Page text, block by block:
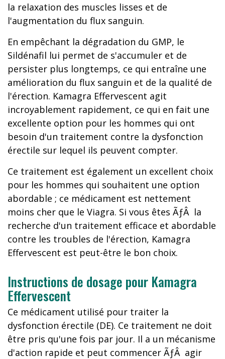
la relaxation des muscles lisses et de
l'augmentation du flux sanguin.
En empêchant la dégradation du GMP, le
Sildénafil lui permet de s'accumuler et de
persister plus longtemps, ce qui entraîne une
amélioration du flux sanguin et de la qualité de
l'érection. Kamagra Effervescent agit
incroyablement rapidement, ce qui en fait une
excellente option pour les hommes qui ont
besoin d'un traitement contre la dysfonction
érectile sur lequel ils peuvent compter.
Ce traitement est également un excellent choix
pour les hommes qui souhaitent une option
abordable ; ce médicament est nettement
moins cher que le Viagra. Si vous êtes ÃƒÂ la
recherche d'un traitement efficace et abordable
contre les troubles de l'érection, Kamagra
Effervescent est peut-être le bon choix.
Instructions de dosage pour Kamagra
Effervescent
Ce médicament utilisé pour traiter la
dysfonction érectile (DE). Ce traitement ne doit
être pris qu'une fois par jour. Il a un mécanisme
d'action rapide et peut commencer ÃƒÂ agir